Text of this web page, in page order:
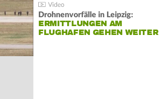
Drohnenvorfälle in Leipzig:
ERMITTLUNGEN AM
FLUGHAFEN GEHEN WEITER